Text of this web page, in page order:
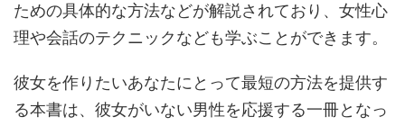
ための具体的な方法などが解説されており、女性心
理や会話のテクニックなども学ぶことができます。
彼女を作りたいあなたにとって最短の方法を提供す
る本書は、彼女がいない男性を応援する一冊となっ